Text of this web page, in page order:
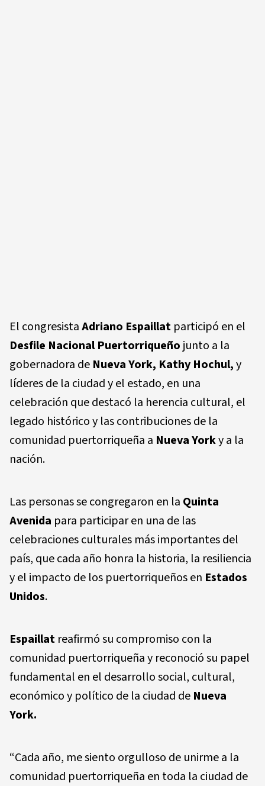
El congresistaAdriano Espaillat participó en el
Desfile Nacional Puertorriqueño junto a la
gobernadora de NuevaYork, Kathy Hochul,y
líderes de la ciudad y el estado, en una
celebración que destacó la herencia cultural, el
legado histórico y las contribuciones de la
comunidad puertorriqueña a Nueva Yorky a la
nación.
Las personas se congregaron en la Quinta
Avenida para participar en una de las
celebraciones culturales más importantes del
país, que cada año honra la historia, la resiliencia
y el impacto de los puertorriqueños en Estados
Unidos.
Espaillat reafirmó su compromiso con la
comunidad puertorriqueña y reconoció su papel
fundamental en el desarrollo social, cultural,
económico y político de la ciudad de Nueva
York.
“Cada año, me siento orgulloso de unirme a la
comunidad puertorriqueña en toda la ciudad de